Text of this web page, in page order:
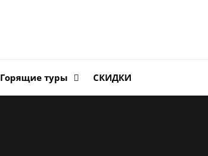
Горящие туры СКИДКИ